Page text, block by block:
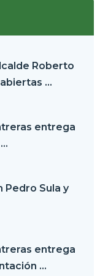
Roberto
...
entrega
Pedro Sula y
entrega
...